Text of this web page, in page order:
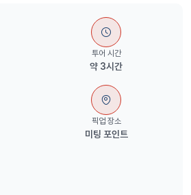
투어 시간
약 3시간
픽업 장소
미팅 포인트